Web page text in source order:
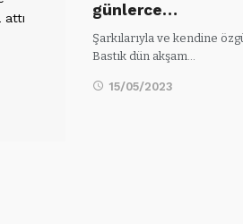
günlerce…
Şarkılarıyla ve kendine
Bastık dün akşam…
15/05/2023